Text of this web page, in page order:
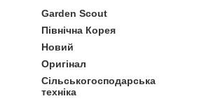
Garden Scout
Північна Корея
Новий
Оригінал
Сільськогосподарська
техніка